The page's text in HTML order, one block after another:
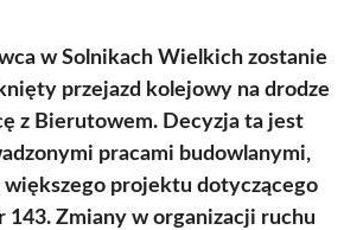
w Solnikach Wielkich zostanie
przejazd kolejowy na drodze
z Bierutowem. Decyzja ta jest
pracami budowlanymi,
większego projektu dotyczącego
143. Zmiany w organizacji ruchu